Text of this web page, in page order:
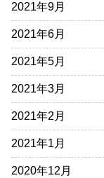
2021年9月
2021年6月
2021年5月
2021年3月
2021年2月
2021年1月
2020年12月